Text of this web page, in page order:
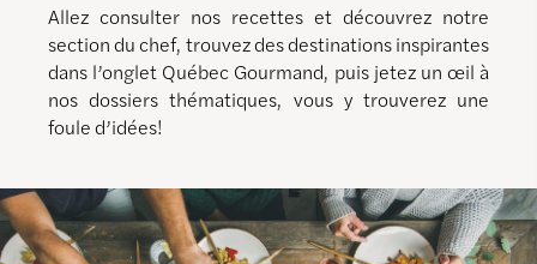
Allez consulter nos recettes et découvrez notre
section du chef, trouvez des destinations inspirantes
dans l’onglet Québec Gourmand, puis jetez un œil à
nos dossiers thématiques, vous y trouverez une
foule d’idées!